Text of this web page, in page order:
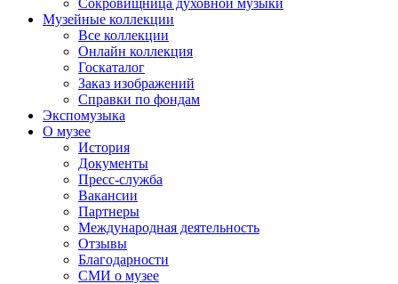
Музейные коллекции
Все коллекции
Онлайн коллекция
Госкаталог
Заказ изображений
Справки по фондам
Экспомузыка
О музее
История
Документы
Пресс-служба
Вакансии
Партнеры
Международная деятельность
Отзывы
Благодарности
СМИ о музее